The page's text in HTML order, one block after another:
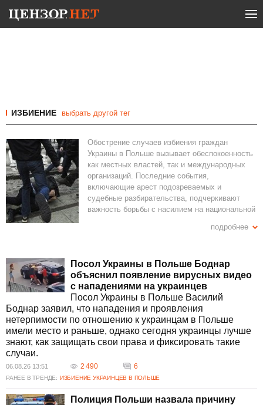
ИЗБИЕНИЕ выбрать другой тег
Обострение случаев избиения граждан
Украины в Польше вызывает обеспокоенность
как местных властей, так и международных
организаций. Последние события,
включающие арест подозреваемых и
судебные разбирательства, подчеркивают
важность борьбы с насилием на национальной
жестокие нападения на украинские пары,
Украине также фиксируются случаи
применения насилия, связанные как с
межличностными конфликтами, так и с
превышением полномочий должностными
лицами. Ситуация требует активных действий
со стороны правоохранительных органов, а
также привлечения внимания общественности
к проблемам ксенофобии и национальной
призывает к прозрачности расследований и
справедливым судебным процессам, чтобы
инцидентов в будущем.
подробнее
Посол Украины в Польше Боднар
объяснил появление вирусных видео
с нападениями на украинцев
Посол Украины в Польше Василий
Боднар заявил, что нападения и проявления
нетерпимости по отношению к украинцам в Польше
имели место и раньше, однако сегодня украинцы лучше
знают, как защищать свои права и фиксировать такие
случаи.
06.08.26 13:51 2 490 6
РАНЕЕ В ТРЕНДЕ: ИЗБИЕНИЕ УКРАИНЦЕВ В ПОЛЬШЕ
Полиция Польши назвала причину